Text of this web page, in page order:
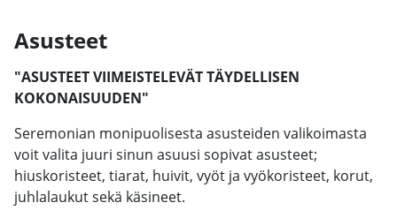
Asusteet
"ASUSTEET VIIMEISTELEVÄT TÄYDELLISEN
KOKONAISUUDEN"
Seremonian monipuolisesta asusteiden valikoimasta
voit valita juuri sinun asuusi sopivat asusteet;
hiuskoristeet, tiarat, huivit, vyöt ja vyökoristeet, korut,
juhlalaukut sekä käsineet.